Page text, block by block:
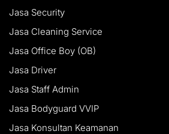
Jasa Security
Jasa Cleaning Service
Jasa Office Boy (OB)
Jasa Driver
Jasa Staff Admin
Jasa Bodyguard VVIP
Jasa Konsultan Keamanan